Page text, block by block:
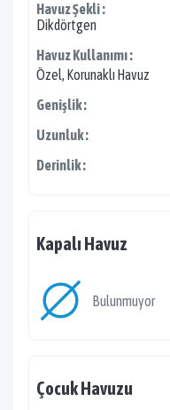
Havuz Şekli :
Dikdörtgen
Havuz Kullanımı :
Özel, Korunaklı Havuz
Genişlik :
Uzunluk :
Derinlik :
Kapalı Havuz
Bulunmuyor
Çocuk Havuzu